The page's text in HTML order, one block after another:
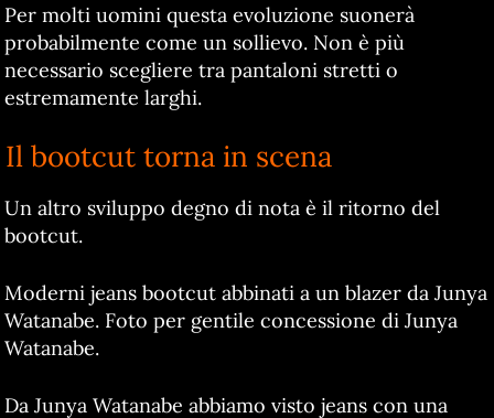
Per molti uomini questa evoluzione suonerà
probabilmente come un sollievo. Non è più
necessario scegliere tra pantaloni stretti o
estremamente larghi.
Il bootcut torna in scena
Un altro sviluppo degno di nota è il ritorno del
bootcut.
Moderni jeans bootcut abbinati a un blazer da Junya
Watanabe. Foto per gentile concessione di Junya
Watanabe.
Da Junya Watanabe abbiamo visto jeans con una